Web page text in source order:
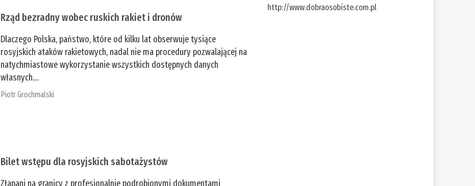
Rząd bezradny wobec ruskich rakiet i dronów
Dlaczego Polska, państwo, które od kilku lat obserwuje tysiące
rosyjskich ataków rakietowych, nadal nie ma procedury pozwalającej na
natychmiastowe wykorzystanie wszystkich dostępnych danych
własnych...
Piotr Grochmalski
Bilet wstępu dla rosyjskich sabotażystów
Złapani na granicy z profesjonalnie podrobionymi dokumentami
http://www.dobraosobiste.com.pl